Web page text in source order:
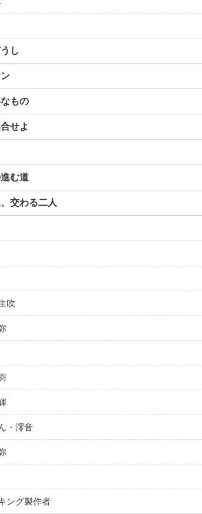
し
もの
せよ
む道
交わる二人
吹
・澪音
ング製作者